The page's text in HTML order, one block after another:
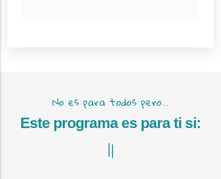
No es para todos pero...
Este programa es para ti si: